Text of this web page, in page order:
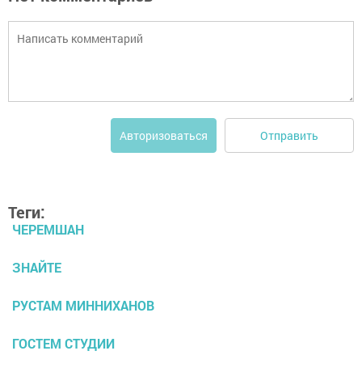
Авторизоваться Отправить
Теги:
ЧЕРЕМШАН
ЗНАЙТЕ
РУСТАМ МИННИХАНОВ
ГОСТЕМ СТУДИИ